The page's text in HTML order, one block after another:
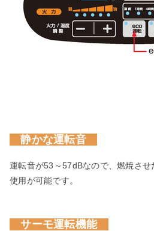
静かな運転音
運転音が53～57dBなので、燃焼さ
使用が可能です。
サーモ運転機能